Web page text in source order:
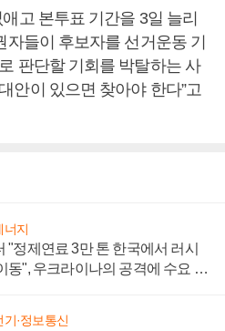
고 본투표 기간을 3일 늘리
자들이 후보자를 선거운동 기
판단할 기회를 박탈하는 사
안이 있으면 찾아야 한다”고
너지
"정제연료 3만 톤 한국에서 러시
동", 우크라이나의 공격에 수요 늘
기·정보통신